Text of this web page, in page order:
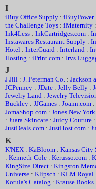
I
iBuy Office Supply : iBuyPower
the Challenge Toys : iMaternity :
Ink4Less : InkCartridges.com :
Instawares Restaurant Supply :
Hotel : InterGuard : Interland :
Hosting : iPrint.com : Irvs
J
J Jill : J. Peterman Co. : Jackson
JCPenney : JDate : Jelly Belly :
Jewelry Land : Jewelry
Buckley : JJGames : Joann.com :
JomaShop.com : Jones New York
: Juara Skincare : Juicy Couture :
JustDeals.com : JustHost.com :
K
K'NEX : KaBloom : Kansas City
: Kenneth Cole : Kerusso.com :
KingSize Direct : Kingston
Universe : Klipsch : KLM Royal
Kotula's Catalog : Krause Books